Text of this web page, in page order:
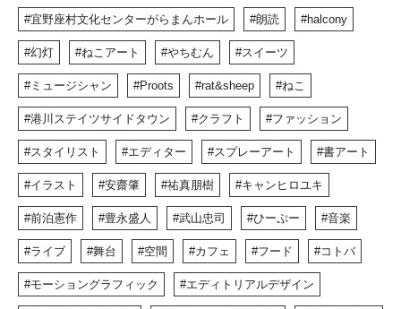
宜野座村文化センターがらまんホール 朗読 halcony
幻灯 ねこアート やちむん スイーツ
ミュージシャン Proots rat&sheep ねこ
港川ステイツサイドタウン クラフト ファッション
スタイリスト エディター スプレーアート 書アート
イラスト 安齋肇 祐真朋樹 キャンヒロユキ
前泊憲作 豊永盛人 武山忠司 ひーぷー 音楽
ライブ 舞台 空間 カフェ フード コトバ
モーショングラフィック エディトリアルデザイン